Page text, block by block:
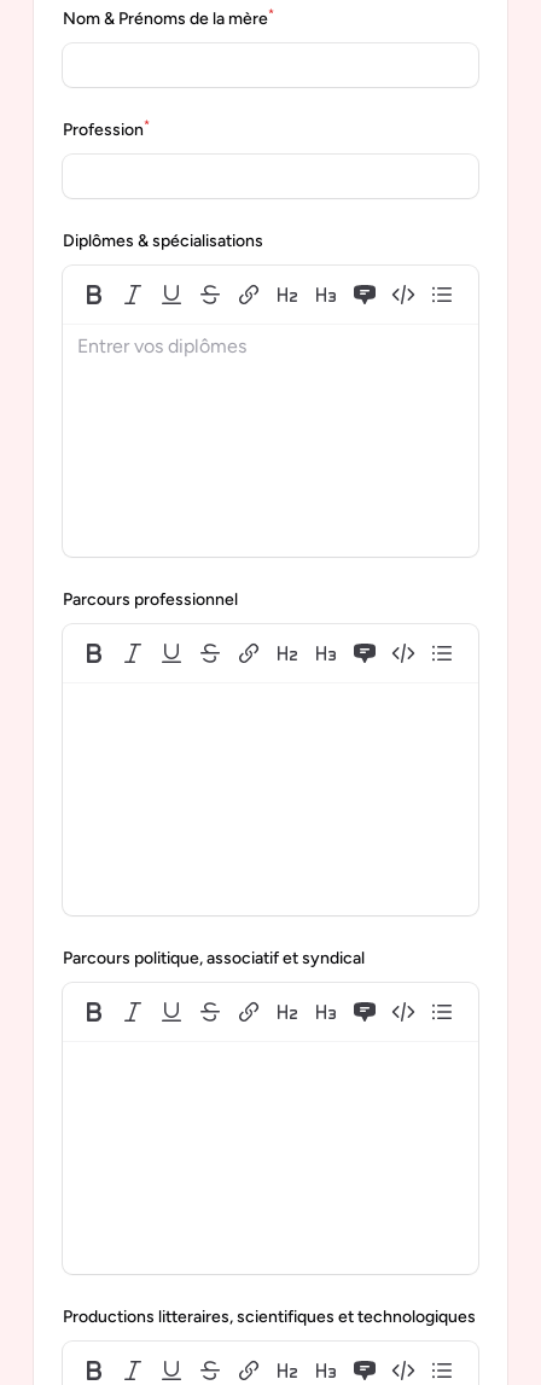
Nom & Prénoms de la mère*
Profession*
Diplômes & spécialisations
Parcours professionnel
Parcours politique, associatif et syndical
Productions litteraires, scientifiques et technologiques